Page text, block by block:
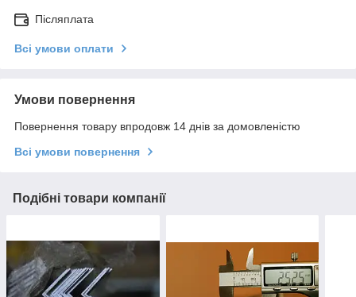
Післяплата
Всі умови оплати
Умови повернення
Повернення товару впродовж 14 днів за домовленістю
Всі умови повернення
Подібні товари компанії